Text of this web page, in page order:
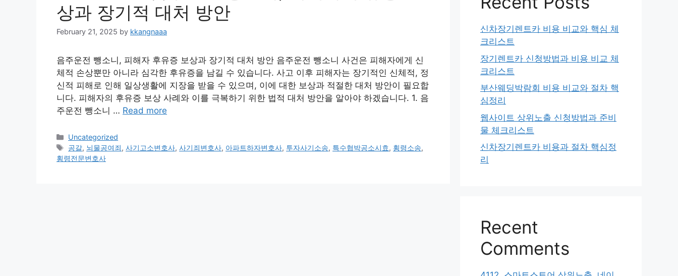
상과 장기적 대처 방안
February 21, 2025 by kkangnaaa
음주운전 뺑소니, 피해자 후유증 보상과 장기적 대처 방안 음주운전 뺑소니 사건은 피해자에게 신
체적 손상뿐만 아니라 심각한 후유증을 남길 수 있습니다. 사고 이후 피해자는 장기적인 신체적, 정
신적 피해로 인해 일상생활에 지장을 받을 수 있으며, 이에 대한 보상과 적절한 대처 방안이 필요합
니다. 피해자의 후유증 보상 사례와 이를 극복하기 위한 법적 대처 방안을 알아야 하겠습니다. 1. 음
주운전 뺑소니 … Read more
Categories
Uncategorized
Tags
공갈, 뇌물공여죄,사기고소변호사,사기죄변호사, 아파트하자변호사, 투자사기소송, 특수협박공소시효, 횡령소송,
횡령전문변호사
신차장기렌트카 비용 비교와 핵심 체
크리스트
장기렌트카 신청방법과 비용 비교 체
크리스트
부산웨딩박람회 비용 비교와 절차 핵
심정리
웹사이트 상위노출 신청방법과 준비
물 체크리스트
신차장기렌트카 비용과 절차 핵심정
리
Recent
Comments